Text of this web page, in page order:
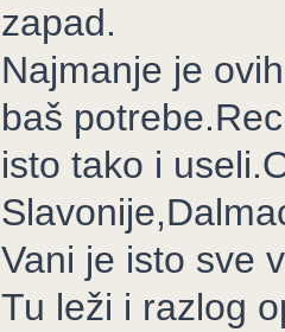
zapad.
Najmanje je
baš
isto tako i
Vani je isto sve
Tu leži i razlog